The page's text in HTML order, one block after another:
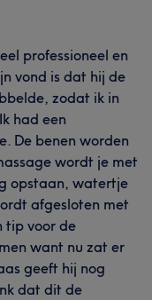
professioneel en
vond is dat hij de
zodat ik in
had een
De benen worden
wordt je met
opstaan, watertje
afgesloten met
tip voor de
want nu zat er
geeft hij nog
dat dit de